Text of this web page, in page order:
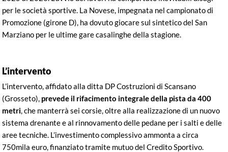
per le società sportive. La Novese, impegnata nel campionato di
Promozione (girone D), ha dovuto giocare sul sintetico del San
Marziano per le ultime gare casalinghe della stagione.
L’intervento
L’intervento, affidato alla ditta DP Costruzioni di Scansano
(Grosseto), prevede il rifacimento integrale della pista da 400
metri , che manterrà sei corsie, oltre alla realizzazione di un nuovo
sistema drenante e al rinnovamento delle pedane per i salti e delle
aree tecniche. L’investimento complessivo ammonta a circa
750mila euro, finanziato tramite mutuo del Credito Sportivo.